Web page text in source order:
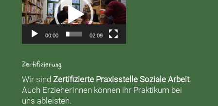
00:00 02:09
Zertifizierung
Wir sind Zertifizierte Praxisstelle Soziale Arbeit.
Auch ErzieherInnen können ihr Praktikum bei
uns ableisten.